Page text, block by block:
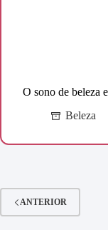
O sono de beleza
Beleza
ANTERIOR